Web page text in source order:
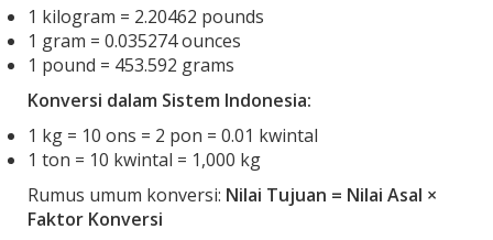
1 kilogram = 2.20462 pounds
1 gram = 0.035274 ounces
1 pound = 453.592 grams
Konversi dalam Sistem Indonesia:
1 kg = 10 ons = 2 pon = 0.01 kwintal
1 ton = 10 kwintal = 1,000 kg
Rumus umum konversi: Nilai Tujuan = Nilai Asal ×
Faktor Konversi